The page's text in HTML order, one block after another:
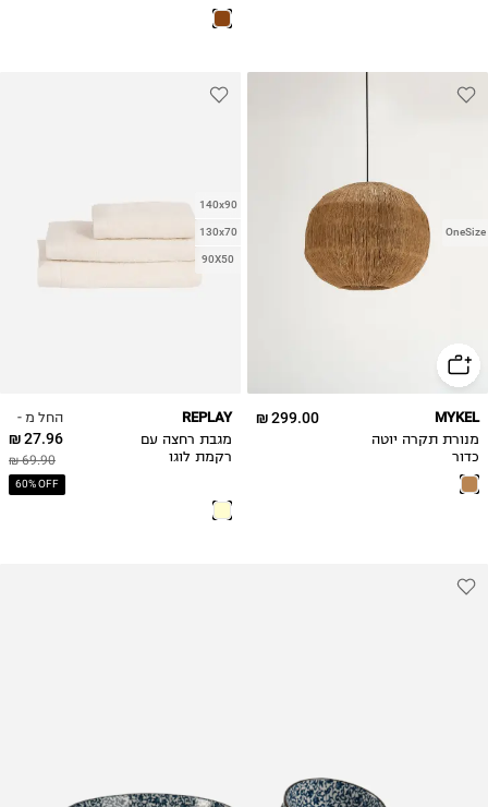
OneSize
299.00 ₪ MYKEL
מנורת תקרה יוטה
כדור
140x90
130x70
90X50
החל מ -
27.96 ₪
69.90 ₪
60% OFF
REPLAY
מגבת רחצה עם
רקמת לוגו